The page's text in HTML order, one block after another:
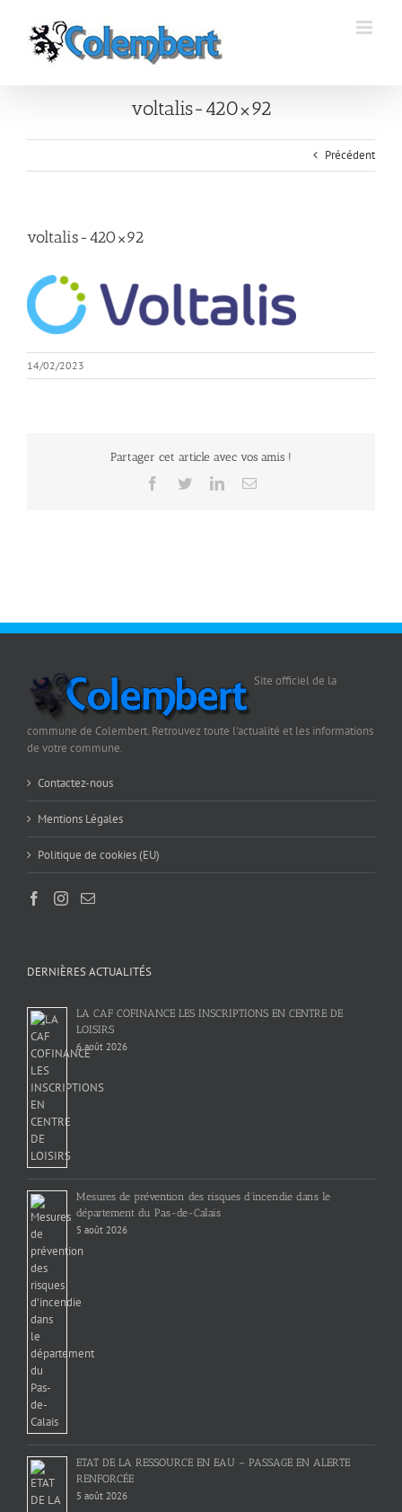
contenu
voltalis-420×92
Précédent
voltalis-420×92
14/02/2023
Partager cet article avec vos amis !
Facebook
TwitterLinkedInEmail
Site officiel de la
commune de Colembert. Retrouvez toute l'actualité et les informations
de votre commune.
Contactez-nous
Mentions Légales
Politique de cookies (EU)
DERNIÈRES ACTUALITÉS
LA CAF COFINANCE LES INSCRIPTIONS EN CENTRE DE
LOISIRS
6 août 2026
Mesures de prévention des risques d’incendie dans le
département du Pas-de-Calais
5 août 2026
ETAT DE LA RESSOURCE EN EAU – PASSAGE EN ALERTE
RENFORCÉE
5 août 2026